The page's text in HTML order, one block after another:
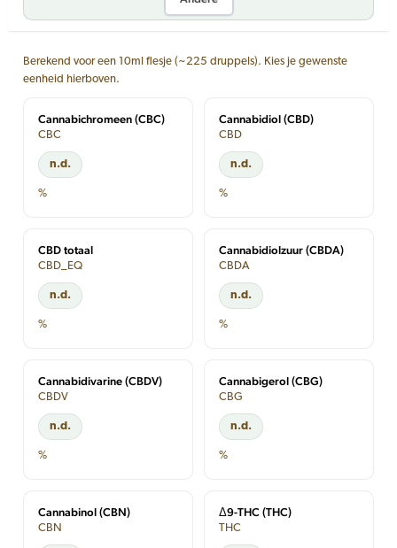
Berekend voor een 10ml flesje (~225 druppels). Kies je gewenste
eenheid hierboven.
Cannabichromeen (CBC)
CBC
n.d.
%
Cannabidiol (CBD)
CBD
n.d.
%
CBD totaal
CBD_EQ
n.d.
%
Cannabidiolzuur (CBDA)
CBDA
n.d.
%
Cannabidivarine (CBDV)
CBDV
n.d.
%
Cannabigerol (CBG)
CBG
n.d.
%
Cannabinol (CBN)
CBN
Δ9-THC (THC)
THC